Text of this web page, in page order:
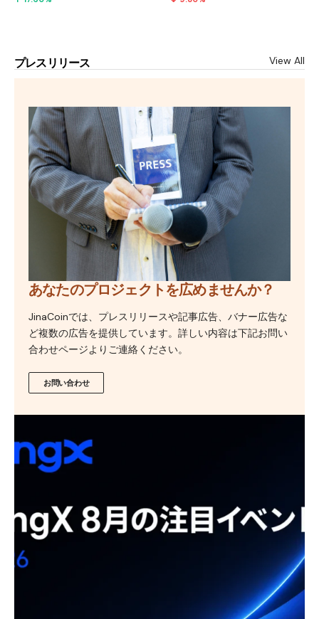
プレスリリース View All
あなたのプロジェクトを広めませんか？
JinaCoinでは、プレスリリースや記事広告、バナー広告な
ど複数の広告を提供しています。詳しい内容は下記お問い
合わせページよりご連絡ください。
お問い合わせ